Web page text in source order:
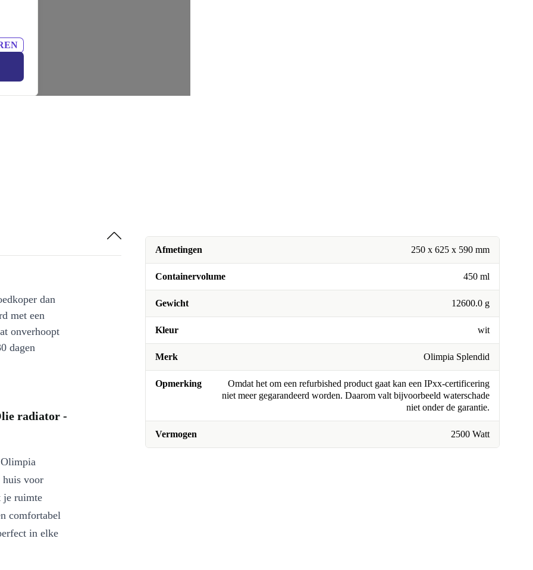
Afmetingen 250 x 625 x 590 mm
Containervolume 450 ml
Gewicht 12600.0 g
Kleur wit
Merk Olimpia Splendid
Opmerking
Omdat het om een refurbished product gaat kan een IPxx-certificering
niet meer gegarandeerd worden. Daarom valt bijvoorbeeld waterschade
niet onder de garantie.
Vermogen 2500 Watt
dan
met een
onverhoopt
dagen
radiator -
huis voor
je ruimte
comfortabel
in elke